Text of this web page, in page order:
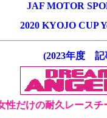
JAF MOTOR
2020 KYOJO CUP
(2023年度 記
性だけの耐久レース